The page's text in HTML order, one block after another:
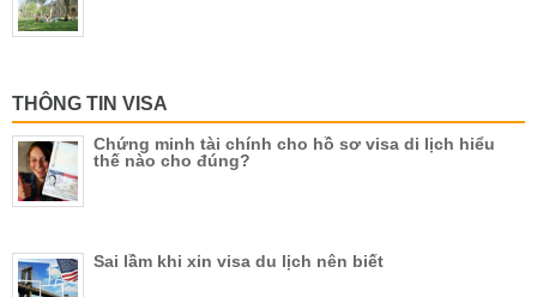
THÔNG TIN VISA
Chứng minh tài chính cho hồ sơ visa di lịch hiểu
thế nào cho đúng?
Sai lầm khi xin visa du lịch nên biết